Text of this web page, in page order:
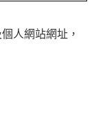
人網站網址，